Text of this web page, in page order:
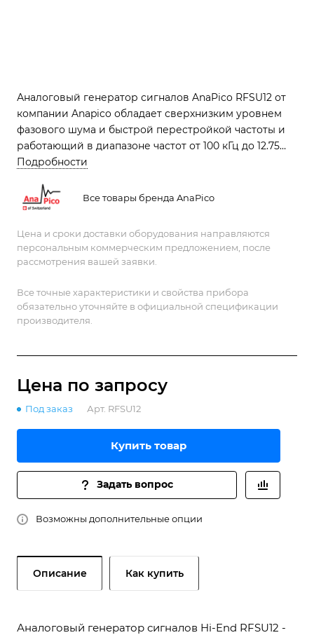
Аналоговый генератор сигналов AnaPico RFSU12 от
компании Anapico обладает сверхнизким уровнем
фазового шума и быстрой перестройкой частоты и
работающий в диапазоне частот от 100 кГц до 12.75
ГГц
Подробности
Все товары бренда AnaPico
Цена и сроки доставки оборудования направляются
персональным коммерческим предложением, после
рассмотрения вашей заявки.
Все точные характеристики и свойства прибора
обязательно уточняйте в официальной спецификации
производителя.
Цена по запросу
Под заказ Арт. RFSU12
Купить товар
Задать вопрос
Возможны дополнительные опции
Описание Как купить
Аналоговый генератор сигналов Hi-End RFSU12 -